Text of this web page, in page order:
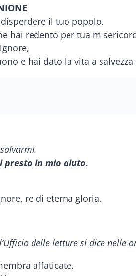
il tuo popolo,
hai redento per tua
e hai dato la vita a
presto in mio aiuto.
re di eterna gloria.
delle letture si dice nelle
affaticate,